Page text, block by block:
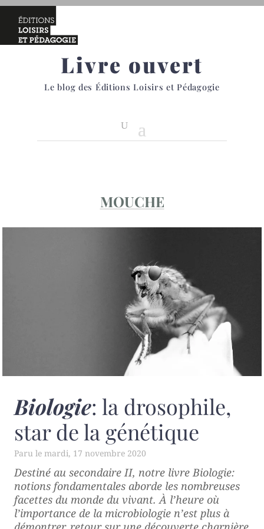
Livre ouvert
Le blog des Éditions Loisirs et Pédagogie
MOUCHE
Biologie: la drosophile,
star de la génétique
mardi, 17 novembre 2020
Destiné au secondaire II, notre livreBiologie:
notions fondamentales aborde les nombreuses
facettes du monde du vivant. À l’heure où
l’importance de la microbiologie n’est plus à